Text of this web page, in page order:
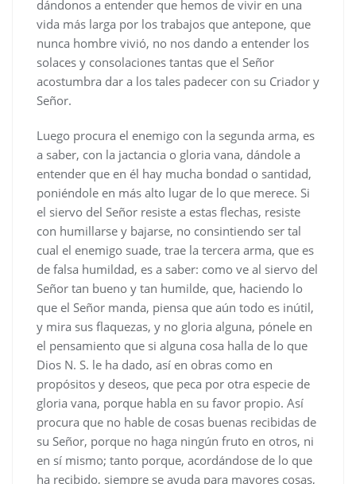
dándonos a entender que hemos de vivir en una
vida más larga por los trabajos que antepone, que
nunca hombre vivió, no nos dando a entender los
solaces y consolaciones tantas que el Señor
acostumbra dar a los tales padecer con su Criador y
Señor.
Luego procura el enemigo con la segunda arma, es
a saber, con la jactancia o gloria vana, dándole a
entender que en él hay mucha bondad o santidad,
poniéndole en más alto lugar de lo que merece. Si
el siervo del Señor resiste a estas flechas, resiste
con humillarse y bajarse, no consintiendo ser tal
cual el enemigo suade, trae la tercera arma, que es
de falsa humildad, es a saber: como ve al siervo del
Señor tan bueno y tan humilde, que, haciendo lo
que el Señor manda, piensa que aún todo es inútil,
y mira sus flaquezas, y no gloria alguna, pónele en
el pensamiento que si alguna cosa halla de lo que
Dios N. S. le ha dado, así en obras como en
propósitos y deseos, que peca por otra especie de
gloria vana, porque habla en su favor propio. Así
procura que no hable de cosas buenas recibidas de
su Señor, porque no haga ningún fruto en otros, ni
en sí mismo; tanto porque, acordándose de lo que
ha recibido, siempre se ayuda para mayores cosas,